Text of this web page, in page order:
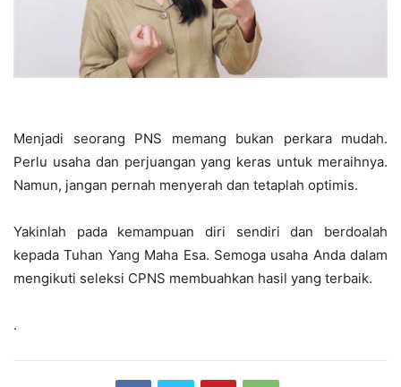
Menjadi seorang PNS memang bukan perkara mudah.
Perlu usaha dan perjuangan yang keras untuk meraihnya.
Namun, jangan pernah menyerah dan tetaplah optimis.
Yakinlah pada kemampuan diri sendiri dan berdoalah
kepada Tuhan Yang Maha Esa. Semoga usaha Anda dalam
mengikuti seleksi CPNS membuahkan hasil yang terbaik.
.